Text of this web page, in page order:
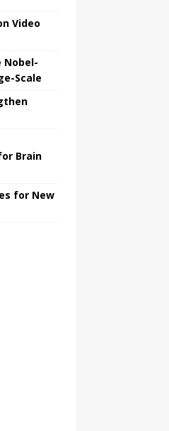
Video
Nobel-
Scale
Brain
for New